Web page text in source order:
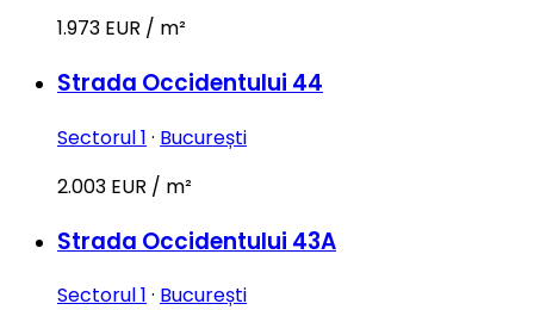
1.973 EUR / m²
Strada Occidentului 44
Sectorul 1 · București
2.003 EUR / m²
Strada Occidentului 43A
Sectorul 1 · București